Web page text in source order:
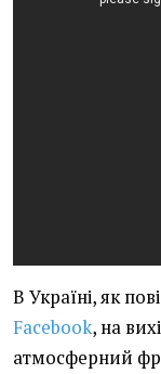
В Україні, як
Facebook, на
атмосферний